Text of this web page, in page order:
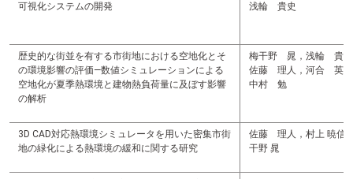
可視化システムの開発
浅輪 貴史
歴史的な街並を有する市街地における空地化とそ
の環境影響の評価—数値シミュレーションによる
空地化が夏季熱環境と建物熱負荷量に及ぼす影響
の解析
梅干野 晁，浅輪 貴
佐藤 理人，河合 英
中村 勉
3D CAD対応熱環境シミュレータを用いた密集市街
地の緑化による熱環境の緩和に関する研究
佐藤 理人，村上 暁信
干野 晁